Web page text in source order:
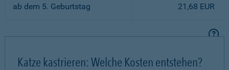
ab dem 5. Geburtstag 21,68 EUR
Katze kastrieren: Welche Kosten entstehen?